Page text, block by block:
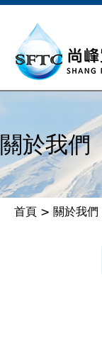
關於我們
您
首頁 > 關於我們